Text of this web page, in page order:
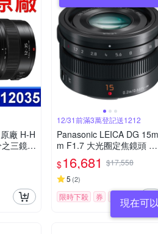
廠 H-H
三鏡頭
35m
12/31前滿3萬登記送1212
Panasonic LEICA DG 15m
m F1.7 大光圈定焦鏡頭 公
司貨
$16,681 $17,558
5 (2)
限時下殺 券 贈品現在可